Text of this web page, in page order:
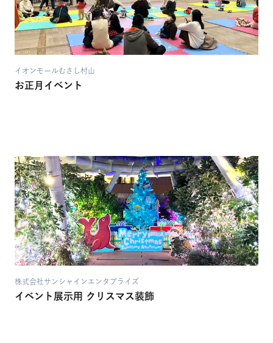
イオンモールむさし村山
お正月イベント
株式会社サンシャインエンタプライズ
イベント展示用 クリスマス装飾